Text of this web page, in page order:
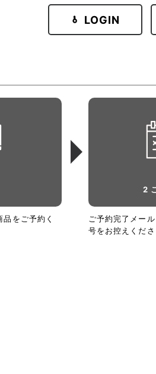
LOGIN
をご予約く
2
ご予約完了メー
号をお控えくださ